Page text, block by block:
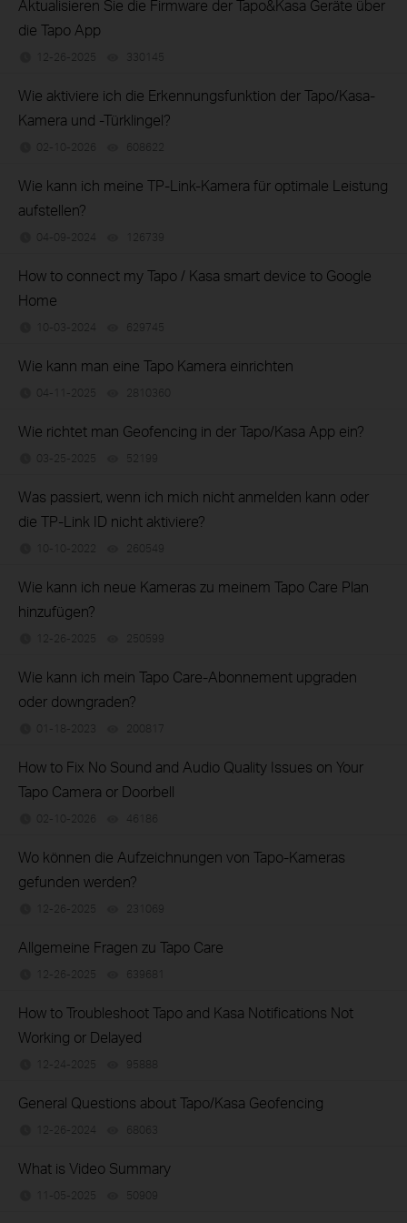
Aktualisieren Sie die Firmware der Tapo&Kasa Geräte über
die Tapo App
12-26-2025 330145
Wie aktiviere ich die Erkennungsfunktion der Tapo/Kasa-
Kamera und -Türklingel?
02-10-2026 608622
Wie kann ich meine TP-Link-Kamera für optimale Leistung
aufstellen?
04-09-2024 126739
How to connect my Tapo / Kasa smart device to Google
Home
10-03-2024 629745
Wie kann man eine Tapo Kamera einrichten
04-11-2025 2810360
Wie richtet man Geofencing in der Tapo/Kasa App ein?
03-25-2025 52199
Was passiert, wenn ich mich nicht anmelden kann oder
die TP-Link ID nicht aktiviere?
10-10-2022 260549
Wie kann ich neue Kameras zu meinem Tapo Care Plan
hinzufügen?
12-26-2025 250599
Wie kann ich mein Tapo Care-Abonnement upgraden
oder downgraden?
01-18-2023 200817
How to Fix No Sound and Audio Quality Issues on Your
Tapo Camera or Doorbell
02-10-2026 46186
Wo können die Aufzeichnungen von Tapo-Kameras
gefunden werden?
12-26-2025 231069
Allgemeine Fragen zu Tapo Care
12-26-2025 639681
How to Troubleshoot Tapo and Kasa Notifications Not
Working or Delayed
12-24-2025 95888
General Questions about Tapo/Kasa Geofencing
12-26-2024 68063
What is Video Summary
11-05-2025 50909